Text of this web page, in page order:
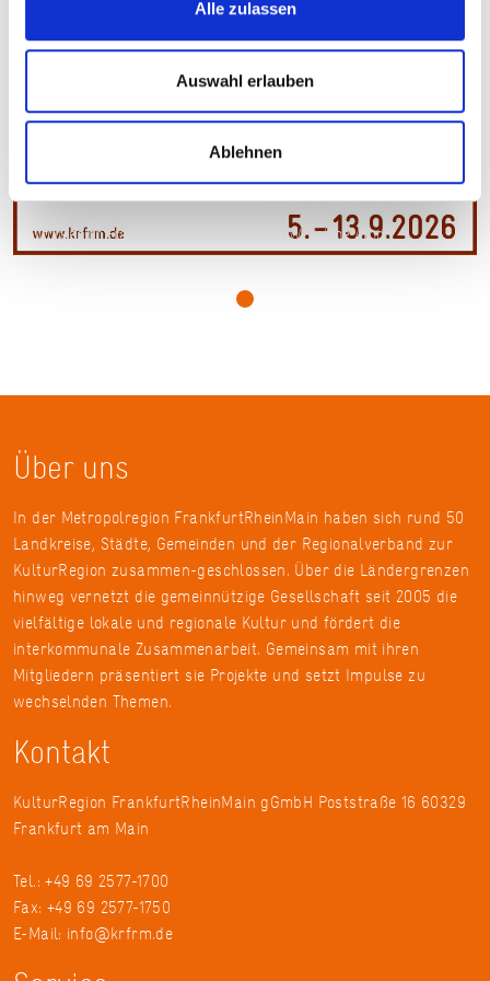
Alle zulassen
Auswahl erlauben
Ablehnen
KulturRegion FrankfurtRheinMain, Foto: DAW, Sabine Arndt
Über uns
In der Metropolregion FrankfurtRheinMain haben sich rund 50
Landkreise, Städte, Gemeinden und der Regionalverband zur
KulturRegion zusammen-geschlossen. Über die Ländergrenzen
hinweg vernetzt die gemeinnützige Gesellschaft seit 2005 die
vielfältige lokale und regionale Kultur und fördert die
interkommunale Zusammenarbeit. Gemeinsam mit ihren
Mitgliedern präsentiert sie Projekte und setzt Impulse zu
wechselnden Themen.
Kontakt
KulturRegion FrankfurtRheinMain gGmbH Poststraße 16 60329
Frankfurt am Main
Tel.: +49 69 2577-1700
Fax: +49 69 2577-1750
E-Mail: info@krfrm.de